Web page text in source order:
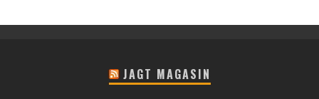
JAGT MAGASIN